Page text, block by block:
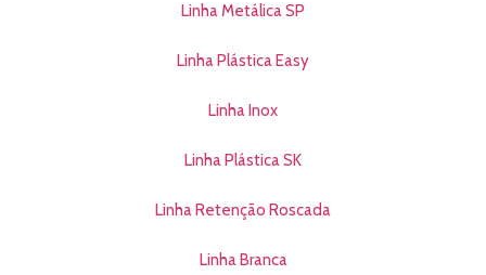
Linha Metálica SP
Linha Plástica Easy
Linha Inox
Linha Plástica SK
Linha Retenção Roscada
Linha Branca